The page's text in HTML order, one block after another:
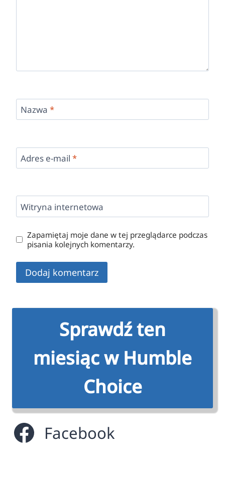
Nazwa *
Adres e-mail *
Witryna internetowa
Zapamiętaj moje dane w tej przeglądarce podczas
pisania kolejnych komentarzy.
Sprawdź ten
miesiąc w Humble
Choice
Facebook